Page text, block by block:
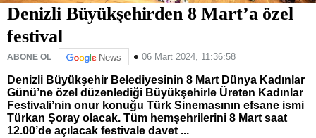
Denizli Büyükşehirden 8 Mart’a özel
festival
ABONE OL News 06 Mart 2024, 11:36:58
Denizli Büyükşehir Belediyesinin 8 Mart Dünya Kadınlar
Günü’ne özel düzenlediği Büyükşehirle Üreten Kadınlar
Festivali’nin onur konuğu Türk Sinemasının efsane ismi
Türkan Şoray olacak. Tüm hemşehrilerini 8 Mart saat
12.00’de açılacak festivale davet ...